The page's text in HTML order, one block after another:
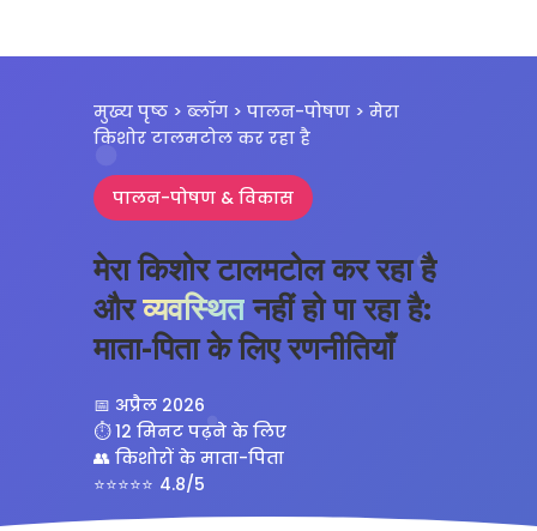
मुख्य पृष्ठ >ब्लॉग >पालन-पोषण > मेरा
किशोर टालमटोल कर रहा है
पालन-पोषण & विकास
मेरा किशोर टालमटोल कर रहा है
औरव्यवस्थितनहीं हो पा रहा है:
माता-पिता के लिए रणनीतियाँ
📅 अप्रैल 2026
⏱️ 12 मिनट पढ़ने के लिए
👥 किशोरों के माता-पिता
4.8/5